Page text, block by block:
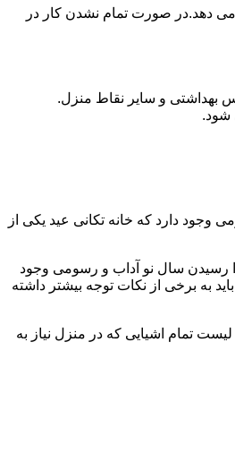
تعیین دستمزد پلن قیمتی 4 ساعته 6 ساعته و 8 ساعته به مشتریان ارائه می دهد.در صورت تمام نشدن کار در
بهداشتی و سایر نقاط منزل.
شود.
دارد که خانه تکانی عید یکی از
رسیدن سال نو آداب و رسومی وجود
به برخی از نکات توجه بیشتر داشته
لیست تمام اشیایی که در منزل نیاز به